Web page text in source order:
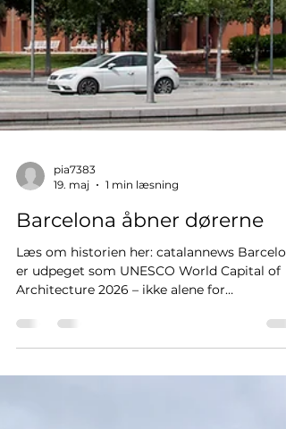
pia7383
Barcelona åbner dørerne
Læs om historien her: catalannews